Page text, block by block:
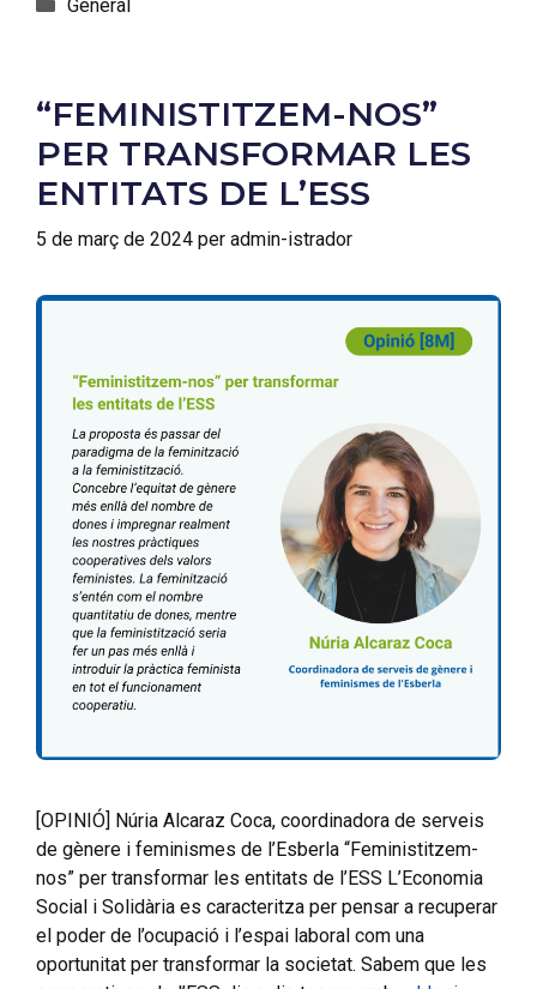
General
“FEMINISTITZEM-NOS”
PER TRANSFORMAR LES
ENTITATS DE L’ESS
5 de març de 2024 per admin-istrador
[OPINIÓ] Núria Alcaraz Coca, coordinadora de serveis
de gènere i feminismes de l’Esberla “Feministitzem-
nos” per transformar les entitats de l’ESS L’Economia
Social i Solidària es caracteritza per pensar a recuperar
el poder de l’ocupació i l’espai laboral com una
oportunitat per transformar la societat. Sabem que les